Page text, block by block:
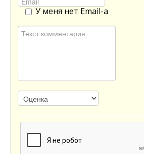
У меня нет Email-а